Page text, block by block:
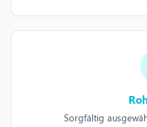
Sorgfältig